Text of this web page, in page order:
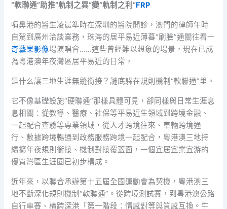
“軟聯通”助推“軌制之異”變“軌制之利”FRP
噴鼻港的醫生凌晨準時在深圳的醫院開診，澳門的律師午時
自駕到廣州洽談業務，珠海的居平易近薄暮“刷臉”通關往看一
奇藝果影像場演唱會……這些曾經難以想象的場景，現在已成
為粵港澳年夜灣區居平易近的日常。
是什么讓三地生涯無縫銜接？謎底躲在規則機制“軟聯通”里。
它不像基礎設施“硬聯通”那樣具體可見，卻同樣與日常生涯息
息相關：從教導、醫療、社保等平易近生領域到跨境金融、
一起配合查驗等專業領域，從人才跨境往來、車輛跨境通
行、數據跨境暢通到政務服務跨境一起配合，粵港澳三地持
續擴年夜規則銜接、機制對接覆蓋面，一個宜居宜業宜游的
優質灣區生涯圈已初步構成。
近年來，以聯合承辦第十五屆全國運動會為契機，粵港澳三
地不斷深化規則機制“軟聯通”。從跨境測試賽，到粵港澳公路
自行車賽、橫跨深港「第一階段：情感對等與質感互換。牛